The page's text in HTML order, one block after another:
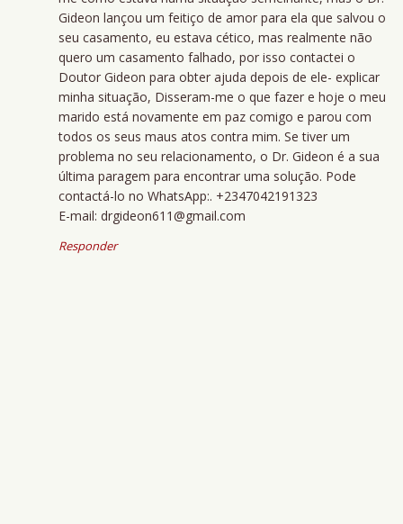
Gideon lançou um feitiço de amor para ela que salvou o
seu casamento, eu estava cético, mas realmente não
quero um casamento falhado, por isso contactei o
Doutor Gideon para obter ajuda depois de ele- explicar
minha situação, Disseram-me o que fazer e hoje o meu
marido está novamente em paz comigo e parou com
todos os seus maus atos contra mim. Se tiver um
problema no seu relacionamento, o Dr. Gideon é a sua
última paragem para encontrar uma solução. Pode
contactá-lo no WhatsApp:. +2347042191323
E-mail: drgideon611@gmail.com
Responder